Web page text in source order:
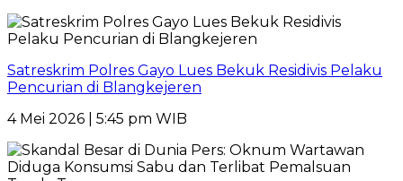
Satreskrim Polres Gayo Lues Bekuk Residivis Pelaku
Pencurian di Blangkejeren
4 Mei 2026 | 5:45 pm WIB